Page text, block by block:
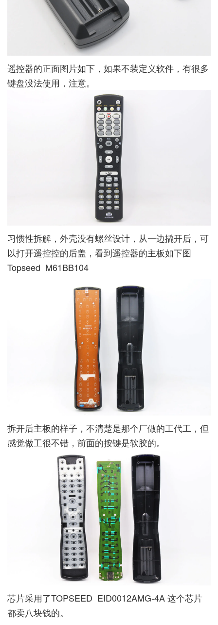
遥控器的正面图片如下，如果不装定义软件，有很多
键盘没法使用，注意。
习惯性拆解，外壳没有螺丝设计，从一边撬开后，可
以打开遥控控的后盖，看到遥控器的主板如下图
Topseed M61BB104
拆开后主板的样子，不清楚是那个厂做的工代工，但
感觉做工很不错，前面的按键是软胶的。
芯片采用了TOPSEED EID0012AMG-4A 这个芯片
都卖八块钱的。